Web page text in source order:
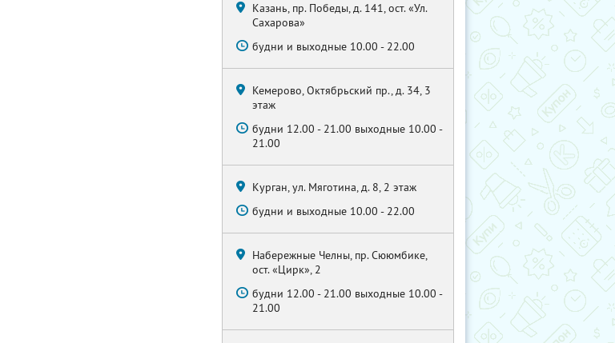
Казань, пр. Победы, д. 141, ост. «Ул.
Сахарова»
будни и выходные 10.00 - 22.00
Кемерово, Октябрьский пр., д. 34, 3
этаж
будни 12.00 - 21.00 выходные 10.00 -
21.00
Курган, ул. Мяготина, д. 8, 2 этаж
будни и выходные 10.00 - 22.00
Набережные Челны, пр. Сююмбике,
ост. «Цирк», 2
будни 12.00 - 21.00 выходные 10.00 -
21.00